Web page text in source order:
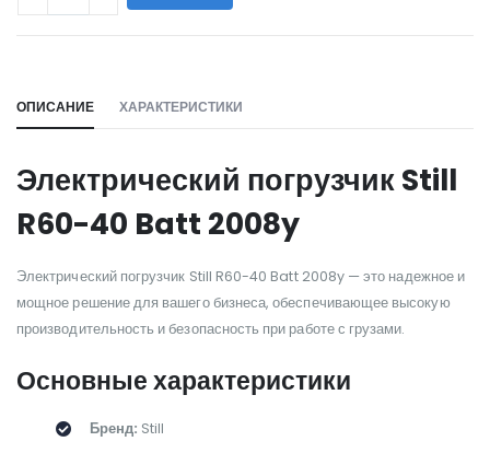
ОПИСАНИЕ ХАРАКТЕРИСТИКИ
Электрический погрузчик Still
R60-40 Batt 2008y
Электрический погрузчик Still R60-40 Batt 2008y — это надежное и
мощное решение для вашего бизнеса, обеспечивающее высокую
производительность и безопасность при работе с грузами.
Основные характеристики
Бренд: Still